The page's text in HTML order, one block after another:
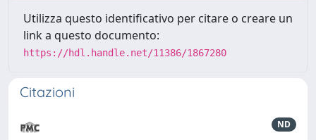
Utilizza questo identificativo per citare o creare un
link a questo documento:
https://hdl.handle.net/11386/1867280
Citazioni
ND